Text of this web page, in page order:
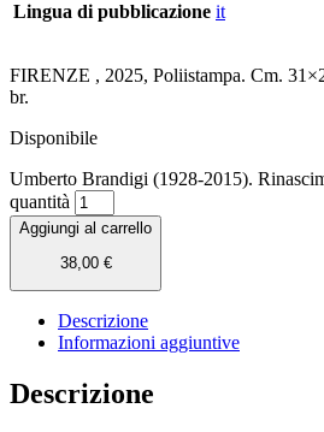
Lingua di pubblicazione it
FIRENZE , 2025, Poliistampa. Cm.
br.
Disponibile
Umberto Brandigi (1928-2015).
quantità
Aggiungi al carrello
38,00 €
Descrizione
Informazioni aggiuntive
Descrizione